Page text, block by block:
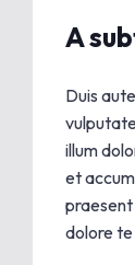
A
Duis
illum
et
dolore